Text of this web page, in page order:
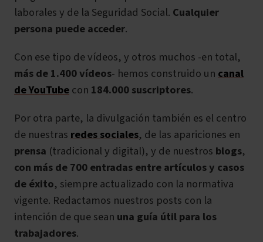
laborales y de la Seguridad Social. Cualquier
persona puede acceder.
Con ese tipo de vídeos, y otros muchos -en total,
más de 1.400 vídeos- hemos construido un canal
de YouTubecon 184.000 suscriptores.
Por otra parte, la divulgación también es el centro
de nuestras redes sociales, de las apariciones en
prensa (tradicional y digital), y de nuestros blogs,
con más de 700 entradas entre artículos y casos
de éxito, siempre actualizado con la normativa
vigente. Redactamos nuestros posts con la
intención de que sean una guía útil para los
trabajadores.